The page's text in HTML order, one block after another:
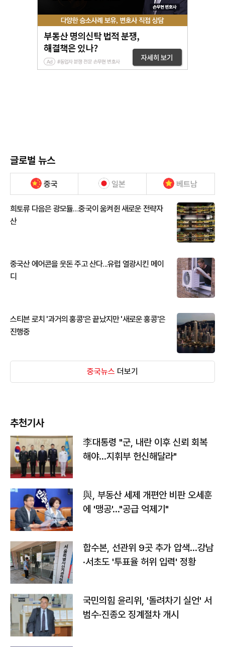
글로벌 뉴스
중국 일본 베트남
희토류 다음은 광모듈…중국이 움켜쥔 새로운 전략자
산
중국산 에어콘을 웃돈 주고 산다...유럽 열광시킨 메이
디
스티븐 로치 '과거의 홍콩'은 끝났지만 '새로운 홍콩'은
진행중
중국뉴스 더보기
추천기사
李대통령 "군, 내란 이후 신뢰 회복
해야…지휘부 헌신해달라"
與, 부동산 세제 개편안 비판 오세훈
에 '맹공'…"공급 억제기"
합수본, 선관위 9곳 추가 압색…강남
·서초도 '투표율 허위 입력' 정황
국민의힘 윤리위, '돌려차기 실언' 서
범수·진종오 징계절차 개시